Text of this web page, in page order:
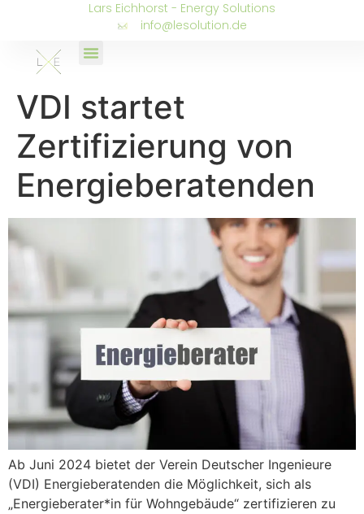
Lars Eichhorst - Energy Solutions
info@lesolution.de
VDI startet
Zertifizierung von
Energieberatenden
Ab Juni 2024 bietet der Verein Deutscher Ingenieure
(VDI) Energieberatenden die Möglichkeit, sich als
„Energieberater*in für Wohngebäude“ zertifizieren zu